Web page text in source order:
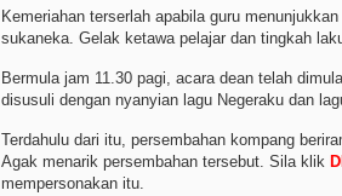
Kemeriahan terserlah apabila guru
sukaneka. Gelak ketawa pelajar dan tingkah
Bermula jam 11.30 pagi, acara dean telah
disusuli dengan nyanyian lagu Negeraku dan
Terdahulu dari itu, persembahan kompang
Agak menarik persembahan tersebut. Sila klik
mempersonakan itu.